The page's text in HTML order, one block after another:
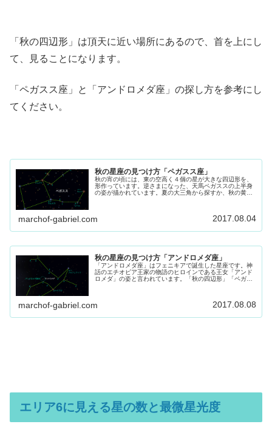
「秋の四辺形」は頂天に近い場所にあるので、首を上にし
て、見ることになります。
「ペガスス座」と「アンドロメダ座」の探し方を参考にし
てください。
秋の星座の見つけ方「ペガスス座」
秋の宵の頃には、東の空高く４個の星が大きな四辺形を、
形作っています。逆さまになった、天馬ペガススの上半身
の姿が描かれています。夏の大三角から探すか、秋の黄道
marchof-gabriel.com 2017.08.04
秋の星座の見つけ方「アンドロメダ座」
「アンドロメダ座」はフェニキアで誕生した星座です。神
話のエチオピア王家の物語のヒロインである王女「アンド
ロメダ」の姿と言われています。「秋の四辺形」「ペガス
marchof-gabriel.com 2017.08.08
エリア6に見える星の数と最微星光度